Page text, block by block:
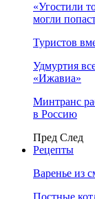
«Угостили
могли
Туристов
Удмуртия
«Ижавиа»
Минтранс
в Россию
Пред След
Рецепты
Варенье из
Постные